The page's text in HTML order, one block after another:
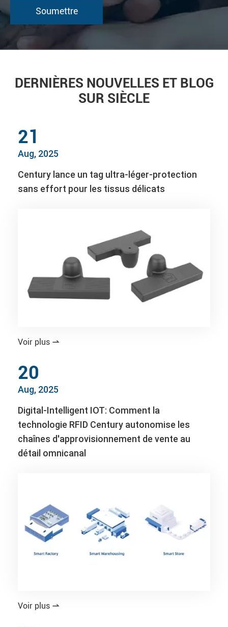
DERNIÈRES NOUVELLES ET BLOG
SUR SIÈCLE
21
Aug, 2025
Century lance un tag ultra-léger-protection
sans effort pour les tissus délicats
Voir plus 
20
Aug, 2025
Digital-Intelligent IOT: Comment la
technologie RFID Century autonomise les
chaînes d'approvisionnement de vente au
détail omnicanal
Voir plus 